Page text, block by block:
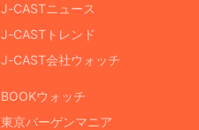
J-CASTニュース
J-CASTトレンド
J-CAST会社ウォッチ
BOOKウォッチ
東京バーゲンマニア